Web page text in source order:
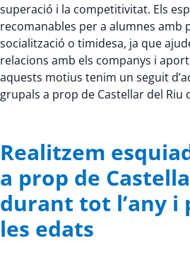
superació i la competitivitat. Els
recomanables per a alumnes amb
socialització o timidesa, ja que
relacions amb els companys i
aquests motius tenim un seguit
grupals a prop de Castellar del Riu
Realitzem
a prop de
durant tot l’any i
les edats